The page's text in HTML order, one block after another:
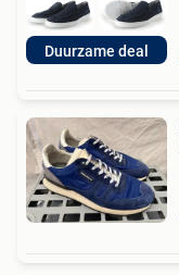
Duurzame deal